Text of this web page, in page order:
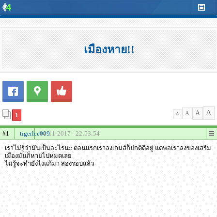
เมืองหาย!!
1 A A A A
#1 tigerlee00914-11-2017 - 22:53:54
เราไม่รู้ว่ามันเป็นอะไรนะ ตอนแรกเราลงเกมส์ก็ปกติดีอยู่ แต่พอเราลงของเสริม
เมื่องมันก็หายไปหมดเลย
ไม่รู้จะทำยังไงแก้มา สองรอบแล้ว